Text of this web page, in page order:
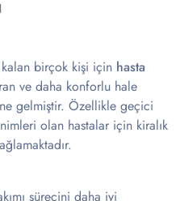
kalan birçok kişi için hasta
ve daha konforlu hale
gelmiştir. Özellikle geçici
olan hastalar için kiralık
sürecini daha iyi